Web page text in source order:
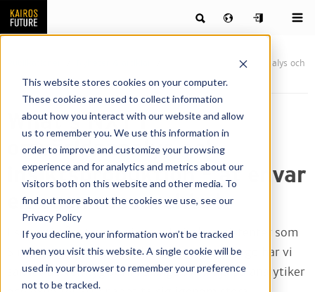
This website stores cookies on your computer.
These cookies are used to collect information
about how you interact with our website and allow
us to remember you. We use this information in
order to improve and customize your browsing
experience and for analytics and metrics about our
visitors both on this website and other media. To
find out more about the cookies we use, see our
Privacy Policy
If you decline, your information won’t be tracked
when you visit this website. A single cookie will be
used in your browser to remember your preference
not to be tracked.
What's NXT i omvärldsanalys och
insiktsproduktion – åt envar en egen researchbot
What's NXT i
omvärldsanalys och
insiktsproduktion – åt envar
en egen researchbot
I snart tio års tid har vi med digitala assistenter som
Siri kunnat få svar på enkla frågor. Men länge har vi
saknat de verktyg som verkligen kan hjälpa analytiker